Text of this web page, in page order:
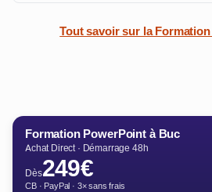
Tout savoir sur la
Formation PowerPoint à Buc
Achat Direct · Démarrage 48h
Dès249€
CB · PayPal · 3× sans frais